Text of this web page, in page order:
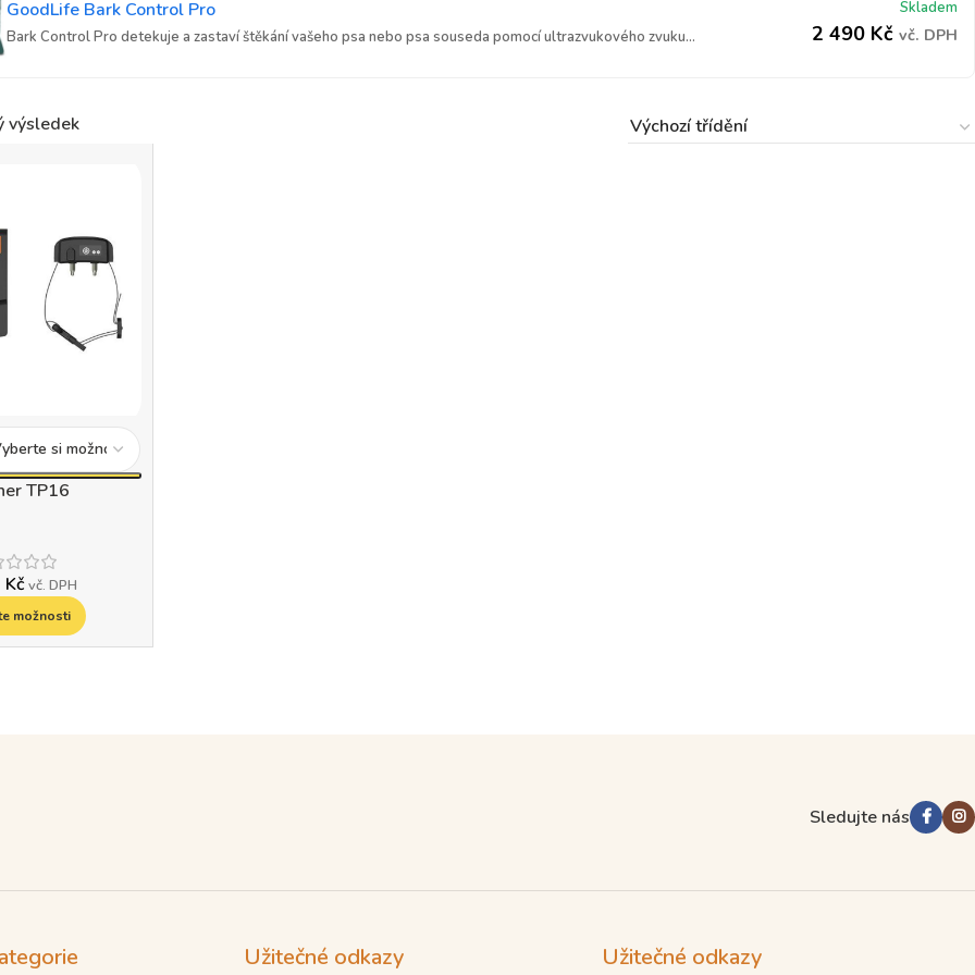
GoodLife Bark Control Pro
Bark Control Pro detekuje a zastaví štěkání vašeho psa nebo psa souseda pomocí ultrazvukového zvuku...
Skladem
2 490 Kč vč. DPH
výsledek
TP16
Kč vč. DPH
možnosti
Sledujte nás
Užitečné odkazy Užitečné odkazy